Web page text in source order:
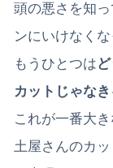
頭の悪さを知
ンにいけなくな
もうひとつは
カットじゃな
これが一番大
土屋さんのカ